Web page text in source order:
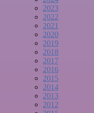
2023
2022
2021
2020
2019
2018
2017
2016
2015
2014
2013
2012